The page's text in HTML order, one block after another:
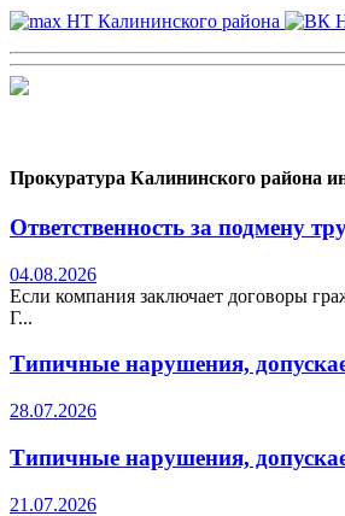
Прокуратура Калининского района
Ответственность за подмену
04.08.2026
Если компания заключает договоры
Г...
Типичные нарушения,
28.07.2026
Типичные нарушения,
21.07.2026